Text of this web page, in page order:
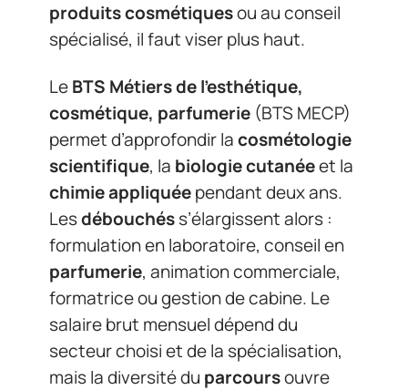
produits cosmétiquesou au conseil
spécialisé, il faut viser plus haut.
LeBTS Métiers de l’esthétique,
cosmétique, parfumerie (BTS MECP)
permet d’approfondir lacosmétologie
scientifique, la biologie cutanéeet la
chimie appliquéependant deux ans.
Lesdébouchéss’élargissent alors :
formulation en laboratoire, conseil en
parfumerie, animation commerciale,
formatrice ou gestion de cabine. Le
salaire brut mensuel dépend du
secteur choisi et de la spécialisation,
mais la diversité du parcoursouvre